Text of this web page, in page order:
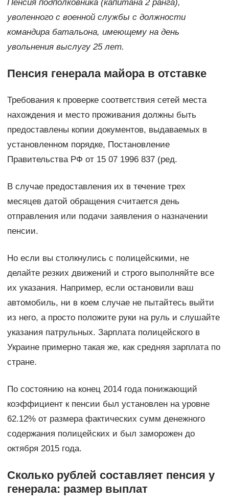
Пенсия подполковника (капитана 2 ранга),
уволенного с военной службы с должности
командира батальона, имеющему на день
увольнения выслугу 25 лет.
Пенсия генерала майора в отставке
Требования к проверке соответствия сетей места
нахождения и место проживания должны быть
предоставлены копии документов, выдаваемых в
установленном порядке, Постановление
Правительства РФ от 15 07 1996 837 (ред.
В случае предоставления их в течение трех
месяцев датой обращения считается день
отправления или подачи заявления о назначении
пенсии.
Но если вы столкнулись с полицейскими, не
делайте резких движений и строго выполняйте все
их указания. Например, если остановили ваш
автомобиль, ни в коем случае не пытайтесь выйти
из него, а просто положите руки на руль и слушайте
указания патрульных. Зарплата полицейского в
Украине примерно такая же, как средняя зарплата по
стране.
По состоянию на конец 2014 года понижающий
коэффициент к пенсии был установлен на уровне
62.12% от размера фактических сумм денежного
содержания полицейских и был заморожен до
октября 2015 года.
Сколько рублей составляет пенсия у
генерала: размер выплат